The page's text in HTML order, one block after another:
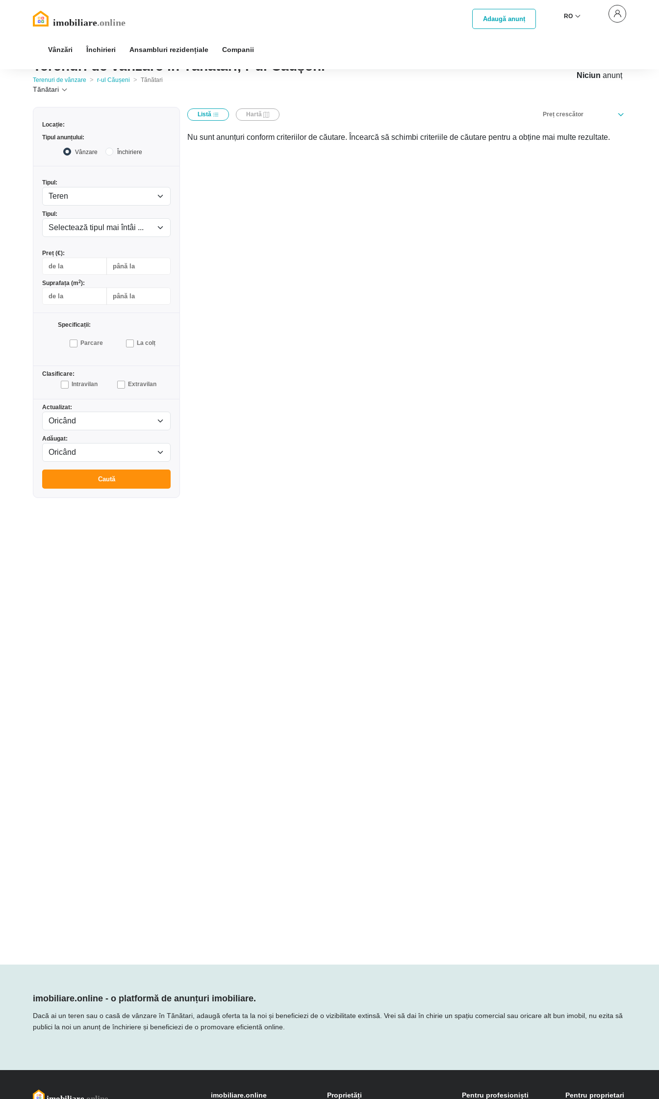
Adaugă anunț RO
Vânzări Închirieri Ansambluri rezidențiale Companii
Terenuri de vânzare în Tănătari, r-ul Căușeni
Terenuri de vânzare > r-ul Căușeni > Tănătari
Tănătari
Niciun anunț
Locație:
Tipul anunțului:
Vânzare Închiriere
Tipul:
Tipul:
Preț (€):
Suprafața (m2):
Specificații:
Parcare La colț
Clasificare:
Intravilan
Extravilan
Actualizat:
Adăugat:
Caută
Listă Hartă Preț crescător
Nu sunt anunțuri conform criteriilor de căutare. Încearcă să schimbi criteriile de căutare pentru a obține mai multe rezultate.
imobiliare.online - o platformă de anunțuri imobiliare.
Dacă ai un teren sau o casă de vânzare în Tănătari, adaugă oferta ta la noi și beneficiezi de o vizibilitate extinsă. Vrei să dai în chirie un spațiu comercial sau oricare alt bun imobil, nu ezita să
publici la noi un anunț de închiriere și beneficiezi de o promovare eficientă online.
imobiliare.online Proprietăți Pentru profesioniști Pentru proprietari